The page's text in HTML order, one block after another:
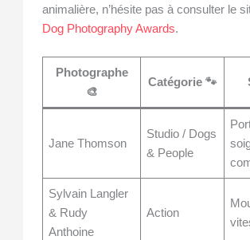
animalière, n’hésite pas à consulter le
Dog Photography Awards.
Photographe
🎨
Catégorie 🐾
Jane Thomson
Studio / Dogs
& People
Sylvain Langler
& Rudy
Anthoine
Action